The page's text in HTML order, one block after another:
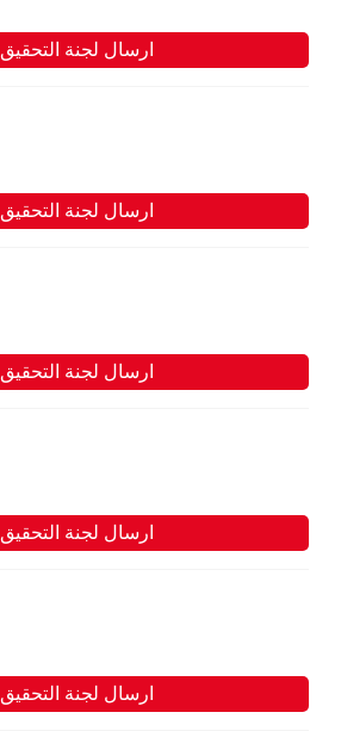
ارسال لجنة التحقيق
ارسال لجنة التحقيق
ارسال لجنة التحقيق
ارسال لجنة التحقيق
ارسال لجنة التحقيق